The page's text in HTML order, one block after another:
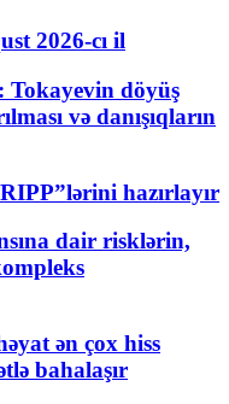
2026-cı il
Tokayevin döyüş
və danışıqların
hazırlayır
dair risklərin,
ən çox hiss
bahalaşır